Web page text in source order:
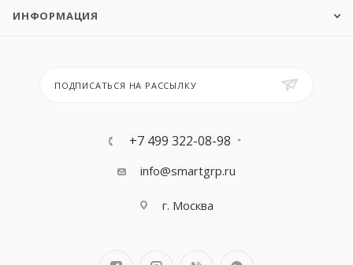
ИНФОРМАЦИЯ
ПОДПИСАТЬСЯ НА РАССЫЛКУ
+7 499 322-08-98
info@smartgrp.ru
г. Москва